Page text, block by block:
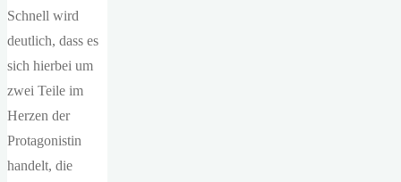
Schnell wird
deutlich, dass es
sich hierbei um
zwei Teile im
Herzen der
Protagonistin
handelt, die